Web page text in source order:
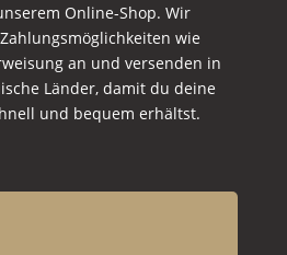
Online-Shop. Wir
wie
an und versenden in
Länder, damit du deine
und bequem erhältst.